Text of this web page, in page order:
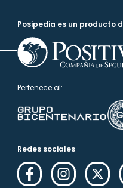
Posipedia es un producto
Pertenece al:
Redes sociales